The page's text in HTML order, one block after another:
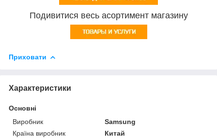
Подивитися весь асортимент магазину
Приховати
Характеристики
Основні
Виробник
Samsung
Країна виробник
Китай